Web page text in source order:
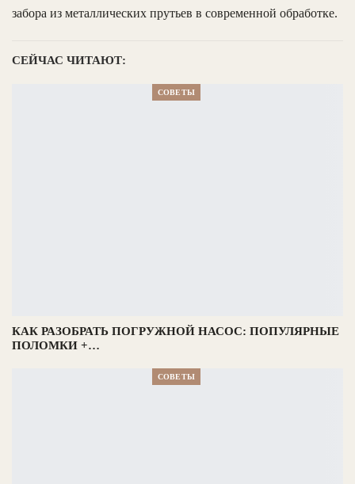
забора из металлических прутьев в современной обработке.
СЕЙЧАС ЧИТАЮТ:
СОВЕТЫ
КАК РАЗОБРАТЬ ПОГРУЖНОЙ НАСОС: ПОПУЛЯРНЫЕ
ПОЛОМКИ +…
СОВЕТЫ